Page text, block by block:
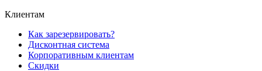
Клиентам
Как зарезервировать?
Дисконтная система
Корпоративным клиентам
Скидки